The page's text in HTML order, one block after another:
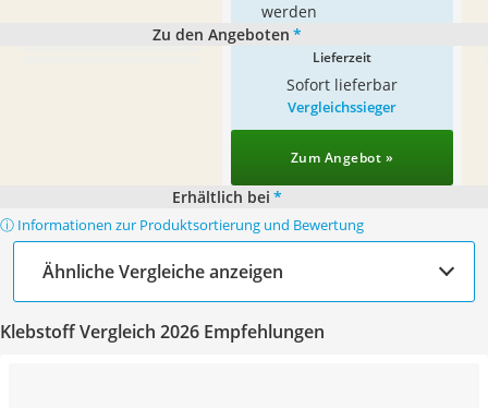
werden
Zu den Angeboten *
Lieferzeit
Sofort lieferbar
Vergleichssieger
Zum Angebot »
Erhältlich bei *
ⓘ Informationen zur Produktsortierung und Bewertung
Ähnliche Vergleiche anzeigen
Klebstoff Vergleich 2026 Empfehlungen